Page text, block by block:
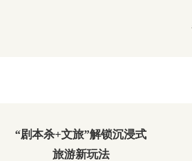
“剧本杀+文旅”解锁沉浸式
旅游新玩法